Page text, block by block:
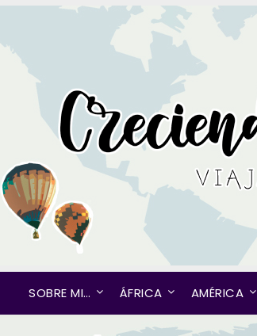
SOBRE MI… ÁFRICA AMÉRICA